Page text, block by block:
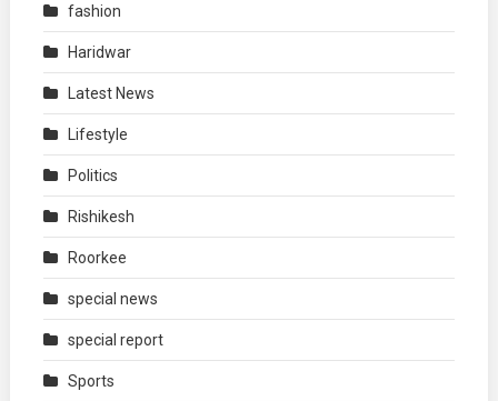
fashion
Haridwar
Latest News
Lifestyle
Politics
Rishikesh
Roorkee
special news
special report
Sports